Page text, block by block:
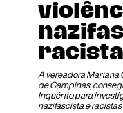
A vereadora Mariana
de Campinas,
Inquérito para
nazifascista e